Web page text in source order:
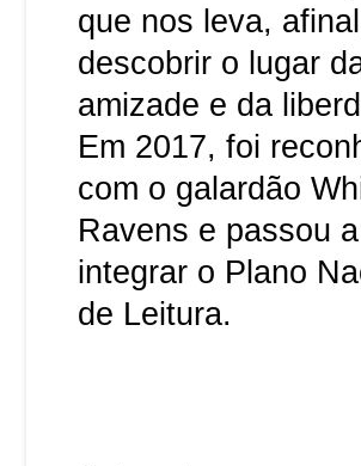
que nos leva,
descobrir o lugar
amizade e da
Em 2017, foi
com o galardão
Ravens e passou a
integrar o Plano
de Leitura.